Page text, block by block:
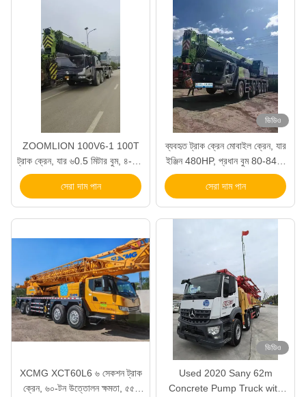
ZOOMLION 100V6-1 100T
ট্রাক ক্রেন, যার ৬0.5 মিটার বুম, ৪-অক্ষ
বিশিষ্ট ভারী উত্তোলনকারী এবং ১০০০
কর্ম ঘন্টা
সেরা দাম পান
ভিডিও
ব্যবহৃত ট্রাক ক্রেন মোবাইল ক্রেন, যার
ইঞ্জিন 480HP, প্রধান বুম 80-84M
এবং বহু-অক্ষ (5-6 অক্ষ) চেসিস
সেরা দাম পান
XCMG XCT60L6 ৬ সেকশন ট্রাক
ক্রেন, ৬০-টন উত্তোলন ক্ষমতা, ৫৫-
ভিডিও
Used 2020 Sany 62m
Concrete Pump Truck with